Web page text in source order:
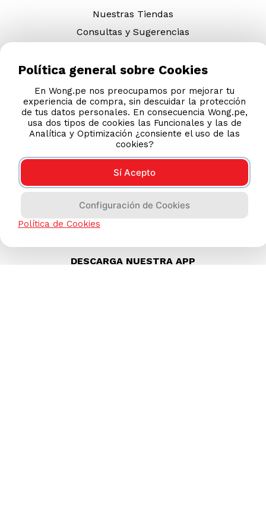
Nuestras Tiendas
Consultas y Sugerencias
Revisa tu boleta
Términos y Condiciones
Legales
Código de Ética
AYUDA CALLCENTER
(511) 613-8888
DESCARGA NUESTRA APP
Política general sobre Cookies
En Wong.pe nos preocupamos por mejorar tu
experiencia de compra, sin descuidar la protección
de tus datos personales. En consecuencia Wong.pe,
usa dos tipos de cookies las Funcionales y las de
Analítica y Optimización ¿consiente el uso de las
cookies?
Sí Acepto
Configuración de Cookies
Política de Cookies